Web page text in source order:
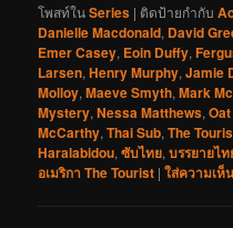
โพสท์ในSeries | ติดป้ายกำกับ
Danielle Macdonald, David
Emer Casey, Eoin Duffy,
Larsen,Henry Murphy,Jamie
Molloy,Maeve Smyth,Mark
Mystery,Nessa Matthews,
McCarthy,Thai Sub,The
Haralabidou,ซับไทย,บรรยายไท
อเมริกา The Tourist |ใส่ความเห็